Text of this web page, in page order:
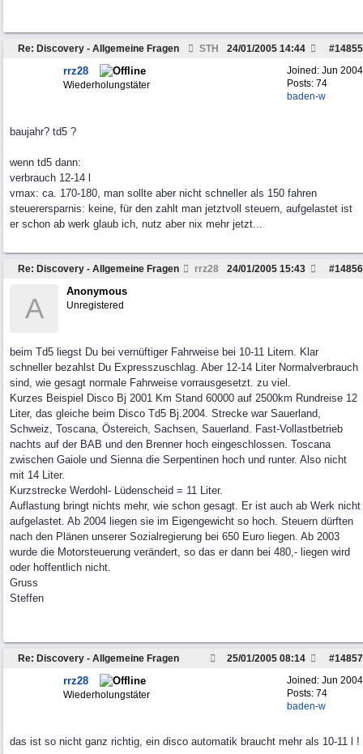
Re: Discovery - Allgemeine Fragen STH #14855
24/01/2005 14:44
Joined: Jun 2004
Posts: 74
baden-w
rrz28
Wiederholungstäter
baujahr? td5 ?
wenn td5 dann:
verbrauch 12-14 l
vmax: ca. 170-180, man sollte aber nicht schneller als 150 fahren
steuerersparnis: keine, für den zahlt man jetztvoll steuern, aufgelastet ist
er schon ab werk glaub ich, nutz aber nix mehr jetzt...
Re: Discovery - Allgemeine Fragen rrz28 #14856
24/01/2005 15:43
A
Anonymous
Unregistered
beim Td5 liegst Du bei vernüftiger Fahrweise bei 10-11 Litern. Klar
schneller bezahlst Du Expresszuschlag. Aber 12-14 Liter Normalverbrauch
sind, wie gesagt normale Fahrweise vorrausgesetzt. zu viel.
Kurzes Beispiel Disco Bj 2001 Km Stand 60000 auf 2500km Rundreise 12
Liter, das gleiche beim Disco Td5 Bj.2004. Strecke war Sauerland,
Schweiz, Toscana, Östereich, Sachsen, Sauerland. Fast-Vollastbetrieb
nachts auf der BAB und den Brenner hoch eingeschlossen. Toscana
zwischen Gaiole und Sienna die Serpentinen hoch und runter. Also nicht
mit 14 Liter.
Kurzstrecke Werdohl- Lüdenscheid = 11 Liter.
Auflastung bringt nichts mehr, wie schon gesagt. Er ist auch ab Werk nicht
aufgelastet. Ab 2004 liegen sie im Eigengewicht so hoch. Steuern dürften
nach den Plänen unserer Sozialregierung bei 650 Euro liegen. Ab 2003
wurde die Motorsteuerung verändert, so das er dann bei 480,- liegen wird
oder hoffentlich nicht.
Gruss
Steffen
Re: Discovery - Allgemeine Fragen #14857
25/01/2005 08:14
Joined: Jun 2004
Posts: 74
baden-w
rrz28
Wiederholungstäter
das ist so nicht ganz richtig, ein disco automatik braucht mehr als 10-11 l !